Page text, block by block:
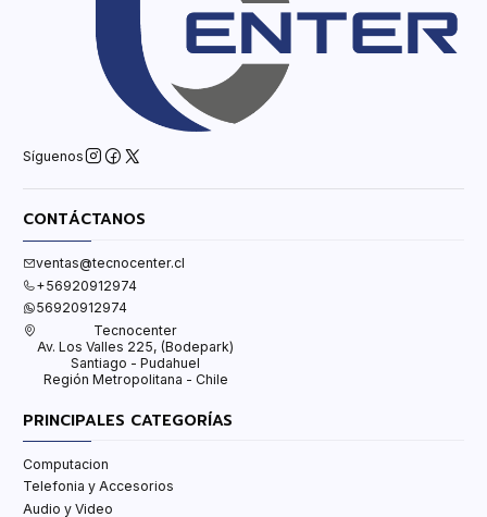
Síguenos
CONTÁCTANOS
ventas@tecnocenter.cl
+56920912974
56920912974
Tecnocenter
Av. Los Valles 225, (Bodepark)
Santiago - Pudahuel
Región Metropolitana - Chile
PRINCIPALES CATEGORÍAS
Computacion
Telefonia y Accesorios
Audio y Video